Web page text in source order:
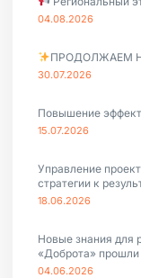
04.08.2026
ПРОДОЛЖАЕМ
30.07.2026
Повышение
15.07.2026
Управление
стратегии к
18.06.2026
Новые знания для
«Доброта»
04.06.2026